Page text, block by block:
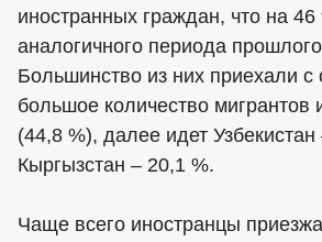
иностранных граждан, что на
аналогичного периода
Большинство из них приехали
большое количество мигрантов
(44,8 %), далее идет
Кыргызстан – 20,1 %.
Чаще всего иностранцы